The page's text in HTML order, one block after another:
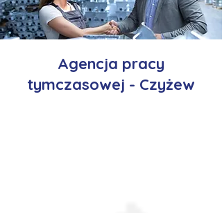
Agencja pracy
tymczasowej - Czyżew